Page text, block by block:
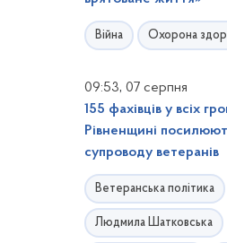
Війна Охорона
09:53, 07 серпня
155 фахівців у всіх
Рівненщині
супроводу ветеранів
Ветеранська політика
Людмила Шатковська